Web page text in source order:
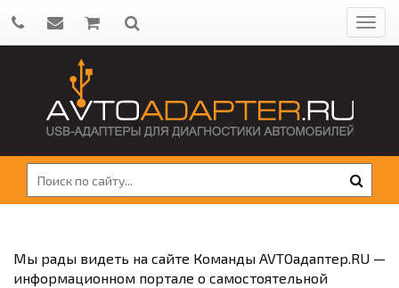
Мы рады видеть на сайте Команды AVTOадаптер.RU —
информационном портале о самостоятельной